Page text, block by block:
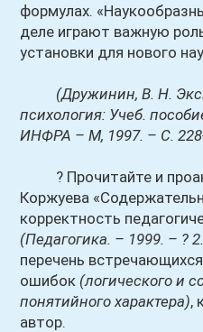
формулах.
деле играют важную
установки для нового
(Дружинин, В. Н.
психология: Учеб.
ИНФРА – М, 1997. – С.
? Прочитайте и
Коржуева
корректность
(Педагогика. – 1999. – ?
перечень
ошибок (логического и
понятийного характера),
автор.